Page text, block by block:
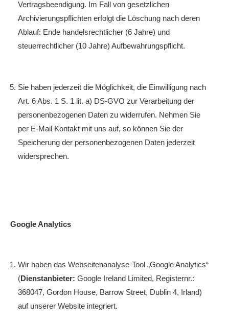
Vertragsbeendigung. Im Fall von gesetzlichen
Archivierungspflichten erfolgt die Löschung nach deren
Ablauf: Ende handelsrechtlicher (6 Jahre) und
steuerrechtlicher (10 Jahre) Aufbewahrungspflicht.
Sie haben jederzeit die Möglichkeit, die Einwilligung nach
Art. 6 Abs. 1 S. 1 lit. a) DS-GVO zur Verarbeitung der
personenbezogenen Daten zu widerrufen. Nehmen Sie
per E-Mail Kontakt mit uns auf, so können Sie der
Speicherung der personenbezogenen Daten jederzeit
widersprechen.
Google Analytics
Wir haben das Webseitenanalyse-Tool „Google Analytics“
(Dienstanbieter: Google Ireland Limited, Registernr.:
368047, Gordon House, Barrow Street, Dublin 4, Irland)
auf unserer Website integriert.